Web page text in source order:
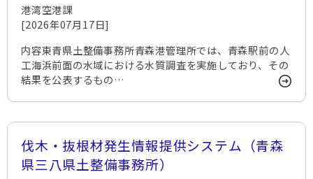
港湾空港課
[2026年07月17日]
内容東青県土整備事務所青森港管理所では、青森駅前の人
工海浜前面の水域における水質調査を実施しており、その
結果を公表するもの…
伐木・抜根材発生情報提供システム（青森
県三八県土整備事務所）